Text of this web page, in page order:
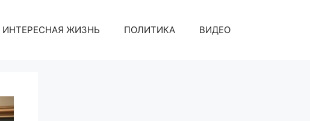
ИНТЕРЕСНАЯ ЖИЗНЬ ПОЛИТИКА ВИДЕО